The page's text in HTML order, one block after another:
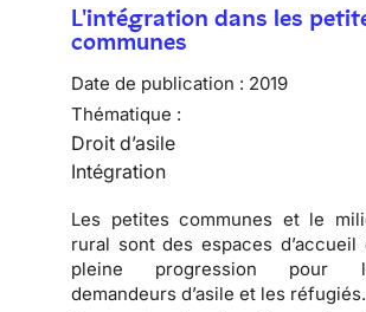
L'intégration dans les
communes
Date de publication : 2019
Thématique :
Droit d’asile
Intégration
Les petites communes et le
rural sont des espaces d’accueil
pleine progression pour
demandeurs d’asile et les réfugiés.